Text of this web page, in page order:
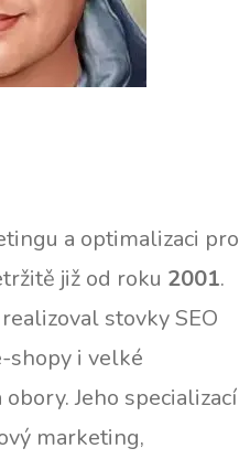
a optimalizaci pro
již od roku 2001.
stovky SEO
shopy i velké
Jeho specializací
marketing,